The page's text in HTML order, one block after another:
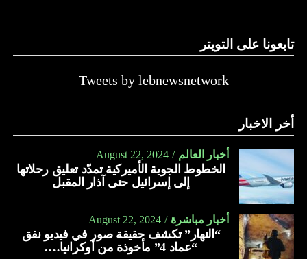
تابعونا على التويتر
Tweets by lebnewsnetwork
أخر الاخبار
أخبار العالم August 22, 2024
الخطوط الجوية الأميركية تمدّد تعليق رحلاتها
إلى إسرائيل حتى آذار المقبل
أخبار مباشرة August 22, 2024
“النهار” تكشف حقيقة صور في فيديو نفق
“عماد 4” مأخوذة من أوكرانيا….